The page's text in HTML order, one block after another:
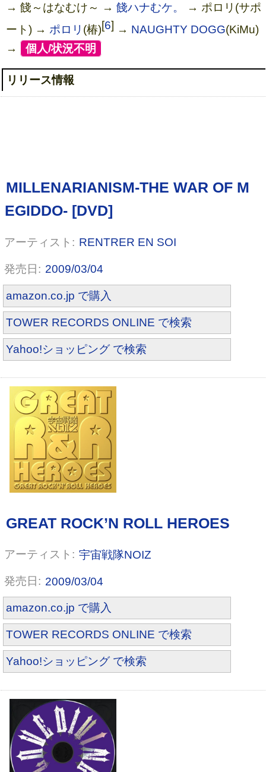
→ 餞～はなむけ～ →餞ハナむケ。
→ ポロリ(サポ
ート) → ポロリ (椿)[6] → NAUGHTY DOGG(KiMu)
→
[個人/状況不明
リリース情報
RENTRER EN SOI
2009/03/04
amazon.co.jp で購入
TOWER RECORDS ONLINE で検索
Yahoo!ショッピング で検索
宇宙戦隊NOIZ
2009/03/04
amazon.co.jp で購入
TOWER RECORDS ONLINE で検索
Yahoo!ショッピング で検索
BEATROCK★LOVE<PREMIUM VE
RSION>
silk tree(初回限定盤A)(DVD付)